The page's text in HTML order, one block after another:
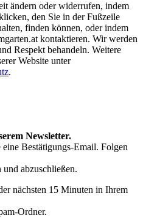
ändern oder widerrufen, indem
den Sie in der Fußzeile
finden können, oder indem
kontaktieren. Wir werden
Respekt behandeln. Weitere
Website unter
.
Newsletter.
Bestätigungs-Email. Folgen
abzuschließen.
nächsten 15 Minuten in Ihrem
Ordner.